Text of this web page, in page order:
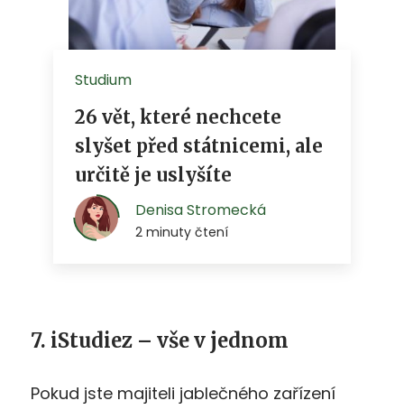
7. iStudiez – vše v jednom
Pokud jste majiteli jablečného zařízení